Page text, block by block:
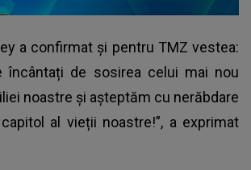
a confirmat și pentru TMZ vestea:
încântați de sosirea celui mai nou
noastre și așteptăm cu nerăbdare
al vieții noastre!”, a exprimat